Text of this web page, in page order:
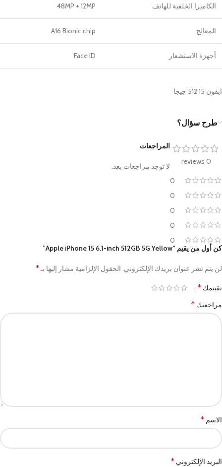
الكاميرا الخلفية للهاتف 48MP + 12MP
المعالج A16 Bionic chip
أجهزة الاستشعار Face ID
ايفون 15 512 جيجا
طرح سؤال؟
0 reviews
0
0
0
0
0
المراجعات
لا توجد مراجعات بعد.
كن أول من يقيم “Apple iPhone 15 6.1-inch 512GB 5G Yellow”
لن يتم نشر عنوان بريدك الإلكتروني. الحقول الإلزامية مشار إليها بـ*
تقييمك *
مراجعتك *
الاسم *
البريد الإلكتروني *